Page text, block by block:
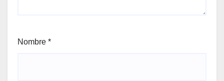
Nombre *